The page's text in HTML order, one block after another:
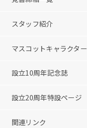
スタッフ紹介
マスコットキャラクター
設立10周年記念誌
設立20周年特設ページ
関連リンク